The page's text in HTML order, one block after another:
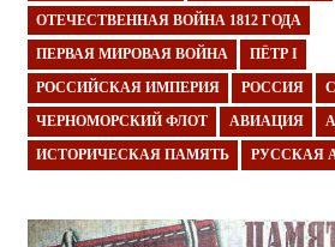
ОТЕЧЕСТВЕННАЯ ВОЙНА 1812 ГОДА
ПЕРВАЯ МИРОВАЯ ВОЙНА ПЁТР I
РОССИЙСКАЯ ИМПЕРИЯ РОССИЯ
ЧЕРНОМОРСКИЙ ФЛОТ АВИАЦИЯ
ИСТОРИЧЕСКАЯ ПАМЯТЬ РУССКАЯ